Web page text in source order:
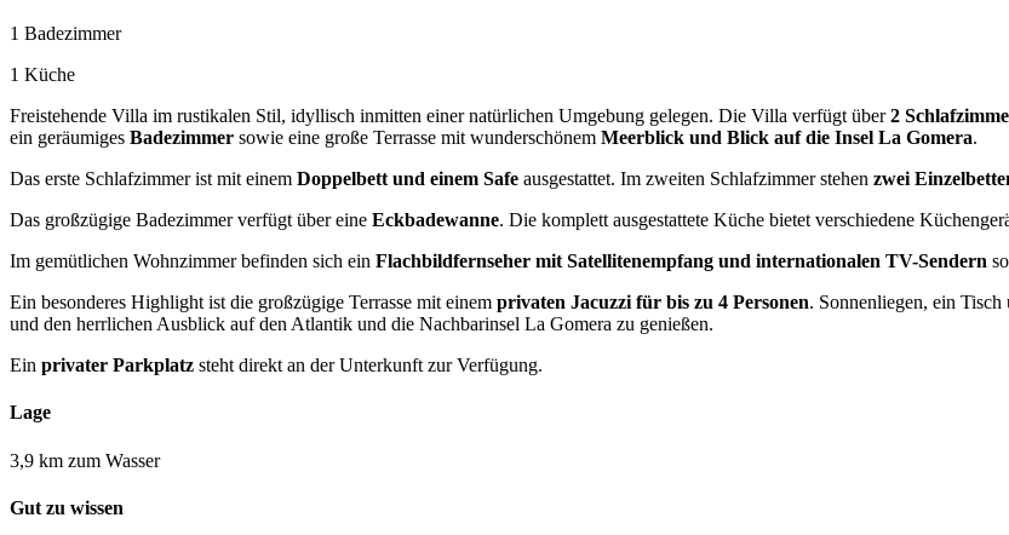
1 Badezimmer
1 Küche
Freistehende Villa im rustikalen Stil, idyllisch inmitten einer natürlichen Umgebung gelegen. Die Villa verfügt über2
ein geräumiges Badezimmer sowie eine große Terrasse mit wunderschönem Meerblick und Blick auf die Insel La Gomera.
Das erste Schlafzimmer ist mit einem Doppelbett und einem Safe ausgestattet. Im zweiten Schlafzimmer stehen zwei
Das großzügige Badezimmer verfügt über eine Eckbadewanne. Die komplett ausgestattete Küche bietet verschiedene
Im gemütlichen Wohnzimmer befinden sich ein Flachbildfernseher mit Satellitenempfang und internationalen TV-Sendern
Ein besonderes Highlight ist die großzügige Terrasse mit einem privaten Jacuzzi für bis zu 4 Personen. Sonnenliegen, ein
und den herrlichen Ausblick auf den Atlantik und die Nachbarinsel La Gomera zu genießen.
Ein privater Parkplatz steht direkt an der Unterkunft zur Verfügung.
Lage
3,9 km zum Wasser
Gut zu wissen